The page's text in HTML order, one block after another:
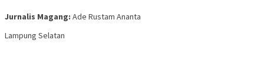
Jurnalis Magang: Ade Rustam Ananta
Lampung Selatan